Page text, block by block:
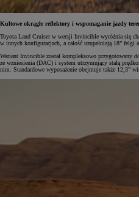
Kultowe okrągłe reflektory i wspomaganie jazdy
Toyota Land Cruiser w wersji Invincible wyróżnia się
w innych konfiguracjach, a całość uzupełniają 18” felgi
Wariant Invincible został kompleksowo przygotowany
ze wzniesienia (DAC) i system utrzymujący stałą
nim. Standardowe wyposażenie obejmuje także 12,3”